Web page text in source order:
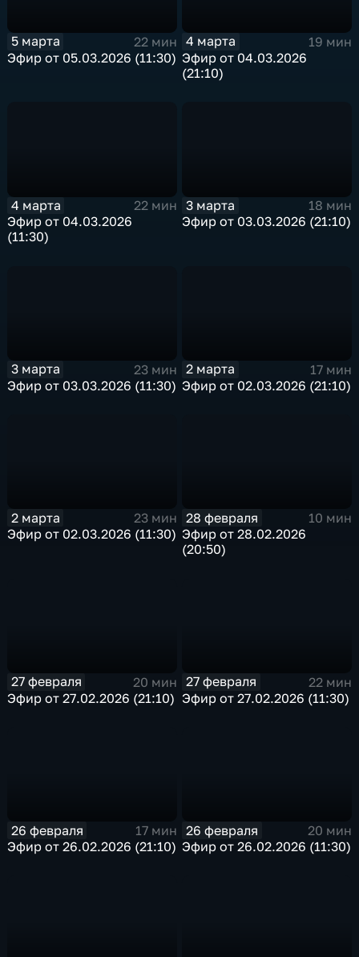
5 марта
22 мин
Эфир от 05.03.2026 (11:30)
4 марта
19 мин
Эфир от 04.03.2026
(21:10)
4 марта
22 мин
Эфир от 04.03.2026
(11:30)
3 марта
18 мин
Эфир от 03.03.2026 (21:10)
3 марта
23 мин
Эфир от 03.03.2026 (11:30)
2 марта
17 мин
Эфир от 02.03.2026 (21:10)
2 марта
23 мин
Эфир от 02.03.2026 (11:30)
28 февраля
10 мин
Эфир от 28.02.2026
(20:50)
27 февраля
20 мин
Эфир от 27.02.2026 (21:10)
27 февраля
22 мин
Эфир от 27.02.2026 (11:30)
26 февраля
17 мин
Эфир от 26.02.2026 (21:10)
26 февраля
20 мин
Эфир от 26.02.2026 (11:30)